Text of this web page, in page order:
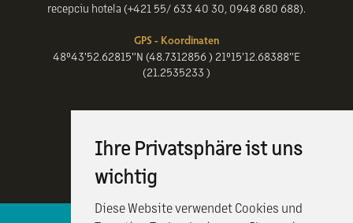
Ihre Privatsphäre ist uns
wichtig
Diese Website verwendet Cookies und
recepciu hotela (+421 55/ 633 40 30, 0948 680 688).
GPS - Koordinaten
48°43'52.62815"N (48.7312856 ) 21°15'12.68388"E
(21.2535233 )
Hotelová recepcia je k vašim službám 24 / 7